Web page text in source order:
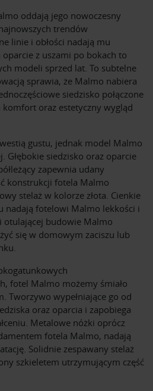
oddają jego nowoczesny
trendów
linie i obłości nadają mu
z uszami po bokach to
modeli sprzed lat. To subtelne
sprawia, że Malmo nabiera
siedzisko połączone
oraz estetyczny wygląd
gustu, jednak model Malmo
Głębokie siedzisko oraz oparcie
zapewnia udany
konstrukcji fotela Malmo
stelaż w kolorze złota. Cienkie
nadają fotelowi Malmo lekkości i
otulającej budowie Malmo
się w domowym zaciszu lub
fotel Malmo możemy śmiało
Tworzywo wypełniające go od
oraz oparcia i zapobiega
Metalowe nóżki oprócz
fotela Malmo, nadają
Solidnie zespawany stelaż
szkieletem utrzymującym część